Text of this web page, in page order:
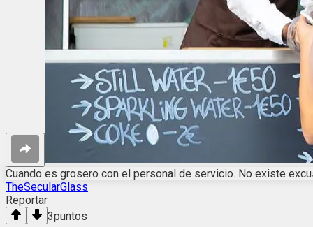
Cuando es grosero con el personal de servicio. No existe
TheSecularGlass
Reportar
3puntos